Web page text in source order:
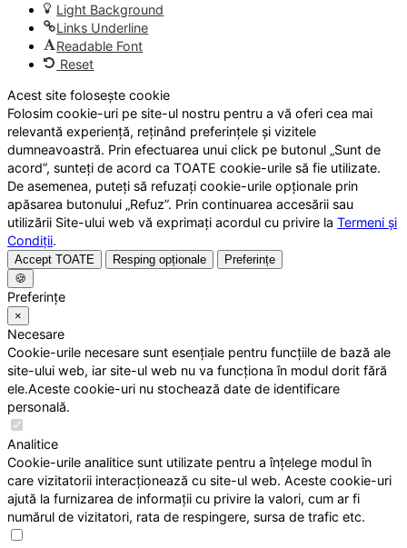
Light Background
Links Underline
Readable Font
Reset
Acest site folosește cookie
Folosim cookie-uri pe site-ul nostru pentru a vă oferi cea mai
relevantă experiență, reținând preferințele și vizitele
dumneavoastră. Prin efectuarea unui click pe butonul „Sunt de
acord”, sunteți de acord ca TOATE cookie-urile să fie utilizate.
De asemenea, puteți să refuzați cookie-urile opționale prin
apăsarea butonului „Refuz”. Prin continuarea accesării sau
utilizării Site-ului web vă exprimați acordul cu privire la Termeni și
Condiții.
Accept TOATE Resping opționale
Preferințe
🍪
Preferințe
×
Necesare
Cookie-urile necesare sunt esențiale pentru funcțiile de bază ale
site-ului web, iar site-ul web nu va funcționa în modul dorit fără
ele.Aceste cookie-uri nu stochează date de identificare
personală.
Analitice
Cookie-urile analitice sunt utilizate pentru a înțelege modul în
care vizitatorii interacționează cu site-ul web. Aceste cookie-uri
ajută la furnizarea de informații cu privire la valori, cum ar fi
numărul de vizitatori, rata de respingere, sursa de trafic etc.